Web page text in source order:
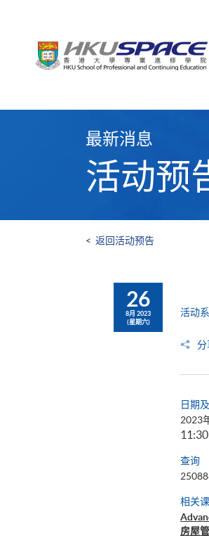
最新消息
活动预
< 返回活动预告
26
8月 2023
(星期六)
活动
分
日期
2023
查询
相关
房屋